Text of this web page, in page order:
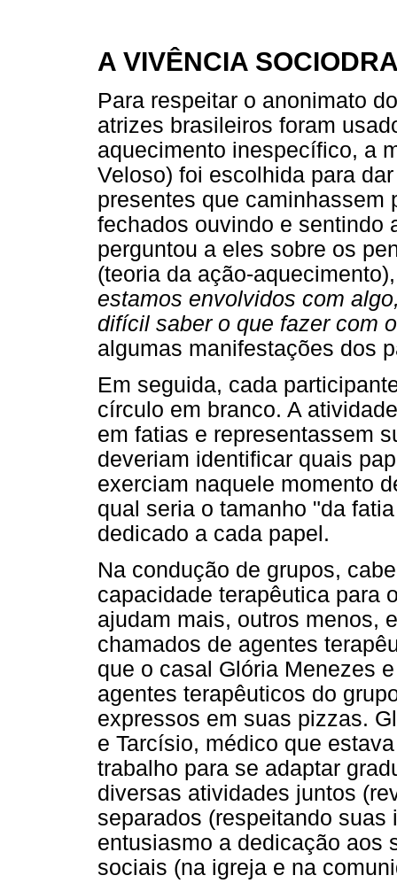
A VIVÊNCIA
Para respeitar o anonimato
atrizes brasileiros foram
aquecimento inespecífico, a
Veloso) foi escolhida para
presentes que caminhassem
fechados ouvindo e sentindo
perguntou a eles sobre os
(teoria da ação-
estamos envolvidos com
difícil saber o que fazer com
algumas manifestações dos
Em seguida, cada
círculo em branco. A
em fatias e representassem
deveriam identificar quais
exerciam naquele momento
qual seria o tamanho "da
dedicado a cada papel.
Na condução de grupos,
capacidade terapêutica para
ajudam mais, outros menos,
chamados de agentes
que o casal Glória Menezes
agentes terapêuticos do
expressos em suas pizzas.
e Tarcísio, médico que
trabalho para se adaptar
diversas atividades juntos
separados (respeitando
entusiasmo a dedicação aos
sociais (na igreja e na